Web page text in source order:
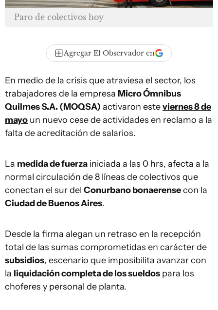
Paro de colectivos hoy
Agregar El Observador en
En medio de la crisis que atraviesa el sector, los
trabajadores de la empresa Micro Ómnibus
Quilmes S.A. (MOQSA) activaron esteviernes 8 de
mayo un nuevo cese de actividades en reclamo a la
falta de acreditación de salarios.
La medida de fuerza iniciada a las 0 hrs, afecta a la
normal circulación de 8 líneas de colectivos que
conectan el sur del Conurbano bonaerensecon la
Ciudad de Buenos Aires.
Desde la firma alegan un retraso en la recepción
total de las sumas comprometidas en carácter de
subsidios, escenario que imposibilita avanzar con
la liquidación completa de los sueldos para los
choferes y personal de planta.